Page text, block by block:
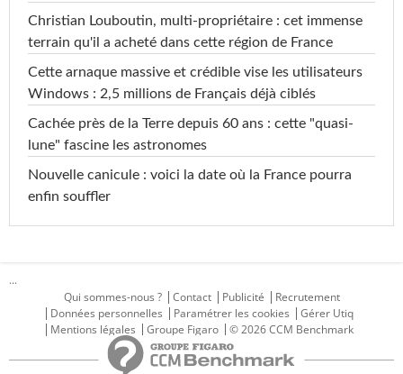
Christian Louboutin, multi-propriétaire : cet immense
terrain qu'il a acheté dans cette région de France
Cette arnaque massive et crédible vise les utilisateurs
Windows : 2,5 millions de Français déjà ciblés
Cachée près de la Terre depuis 60 ans : cette "quasi-
lune" fascine les astronomes
Nouvelle canicule : voici la date où la France pourra
enfin souffler
...
Qui sommes-nous ?
Contact Publicité
Recrutement
Données personnelles
Paramétrer les cookies
Gérer Utiq
Mentions légales
Groupe Figaro © 2026 CCM Benchmark